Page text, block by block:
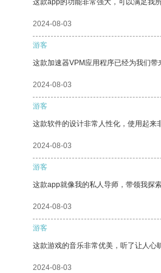
这款app的功能非常强大，可以满足我
2024-08-03
游客
这款加速器VPM应用程序已经为我们带
2024-08-03
游客
这款软件的设计非常人性化，使用起来
2024-08-03
游客
这款app就像我的私人导师，带领我探
2024-08-03
游客
这款游戏的音乐非常优美，听了让人心
2024-08-03